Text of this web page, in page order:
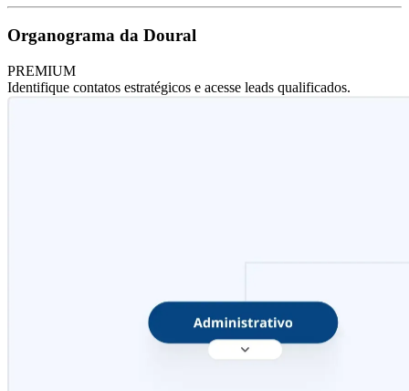
Organograma da Doural
PREMIUM
Identifique contatos estratégicos e acesse leads qualificados.